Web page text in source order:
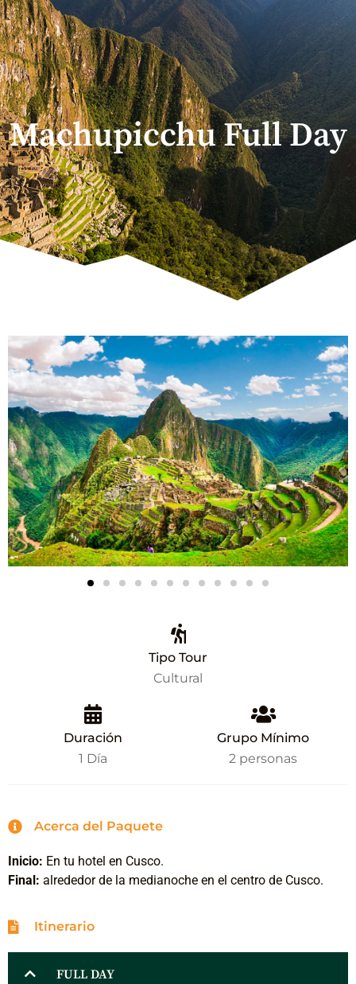
Machupicchu Full Day
Tipo Tour
Cultural
Duración
1 Día
Grupo Mínimo
2 personas
Acerca del Paquete
Inicio: En tu hotel en Cusco.
Final: alrededor de la medianoche en el centro de Cusco.
Itinerario
FULL DAY